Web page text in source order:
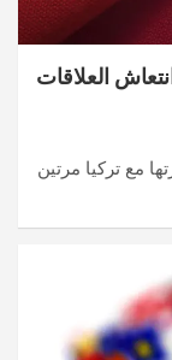
انتعاش العلاقات
مع تركيا مرتين